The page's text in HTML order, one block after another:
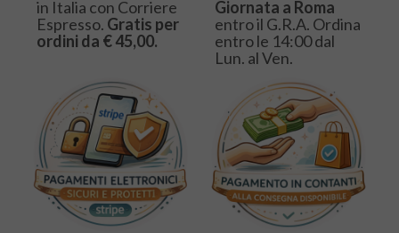
in Italia con Corriere
Espresso. Gratis per
ordini da € 45,00.
Giornata a Roma
entro il G.R.A. Ordina
entro le 14:00 dal
Lun. al Ven.